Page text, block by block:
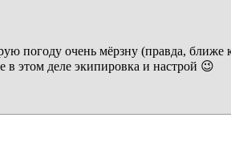
погоду очень мёрзну (правда, ближе
в этом деле экипировка и настрой 😉